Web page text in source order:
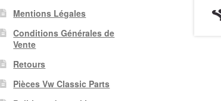
Mentions Légales
Conditions Générales de
Vente
Retours
Pièces Vw Classic Parts